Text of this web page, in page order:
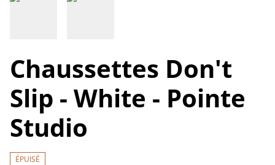
Chaussettes Don't
Slip - White - Pointe
Studio
ÉPUISÉ